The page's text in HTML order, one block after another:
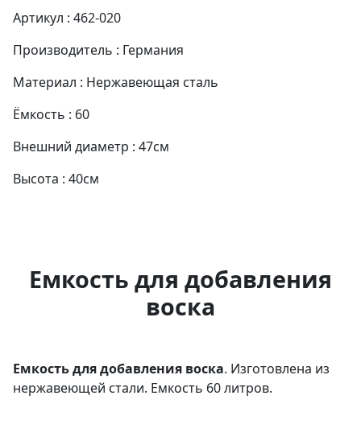
Артикул : 462-020
Производитель : Германия
Материал : Нержавеющая сталь
Ёмкость : 60
Внешний диаметр : 47см
Высота : 40см
Емкость для добавления
воска
Емкость для добавления воска. Изготовлена из
нержавеющей стали. Емкость 60 литров.